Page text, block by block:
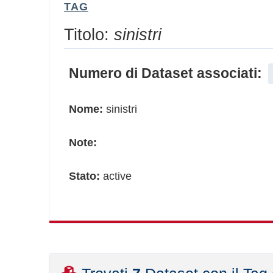
TAG
Titolo: sinistri
Numero di Dataset associati:
Nome: sinistri
Note:
Stato: active